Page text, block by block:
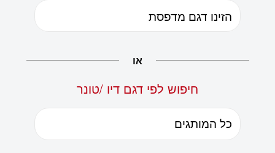
או
חיפוש לפי דגם דיו /טונר